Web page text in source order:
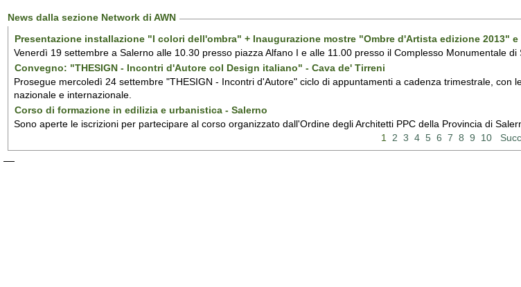
News dalla sezione Network di AWN
Presentazione installazione "I colori dell'ombra" + Inaugurazione mostre "Ombre d'Artista edizione 2013"
Venerdì 19 settembre a Salerno alle 10.30 presso piazza Alfano I e alle 11.00 presso il Complesso Monumentale di
Convegno: "THESIGN - Incontri d'Autore col Design italiano" - Cava de' Tirreni
Prosegue mercoledì 24 settembre "THESIGN - Incontri d'Autore" ciclo di appuntamenti a cadenza trimestrale,
nazionale e internazionale.
Corso di formazione in edilizia e urbanistica - Salerno
Sono aperte le iscrizioni per partecipare al corso organizzato dall'Ordine degli Architetti PPC della Provincia di
1
2 3 4 5 6 7 8 9 10